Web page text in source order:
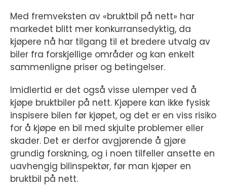
Med fremveksten av «bruktbil på nett» har
markedet blitt mer konkurransedyktig, da
kjøpere nå har tilgang til et bredere utvalg av
biler fra forskjellige områder og kan enkelt
sammenligne priser og betingelser.
Imidlertid er det også visse ulemper ved å
kjøpe bruktbiler på nett. Kjøpere kan ikke fysisk
inspisere bilen før kjøpet, og det er en viss risiko
for å kjøpe en bil med skjulte problemer eller
skader. Det er derfor avgjørende å gjøre
grundig forskning, og i noen tilfeller ansette en
uavhengig bilinspektør, før man kjøper en
bruktbil på nett.